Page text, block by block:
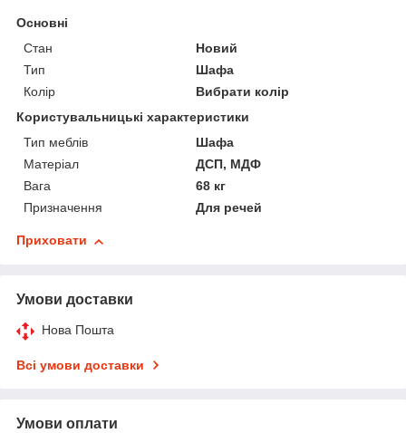
Основні
Стан
Новий
Тип
Шафа
Колір
Вибрати колір
Користувальницькі характеристики
Тип меблів
Шафа
Матеріал
ДСП, МДФ
Вага
68 кг
Призначення
Для речей
Приховати
Умови доставки
Нова Пошта
Всі умови доставки
Умови оплати